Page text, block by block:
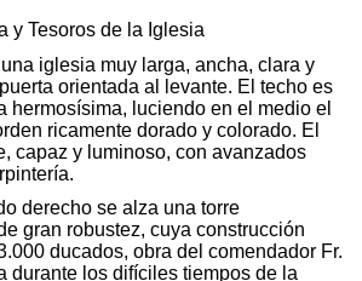
y Tesoros de la Iglesia
iglesia muy larga, ancha, clara y
orientada al levante. El techo es
hermosísima, luciendo en el medio el
ricamente dorado y colorado. El
capaz y luminoso, con avanzados
derecho se alza una torre
gran robustez, cuya construcción
ducados, obra del comendador Fr.
durante los difíciles tiempos de la